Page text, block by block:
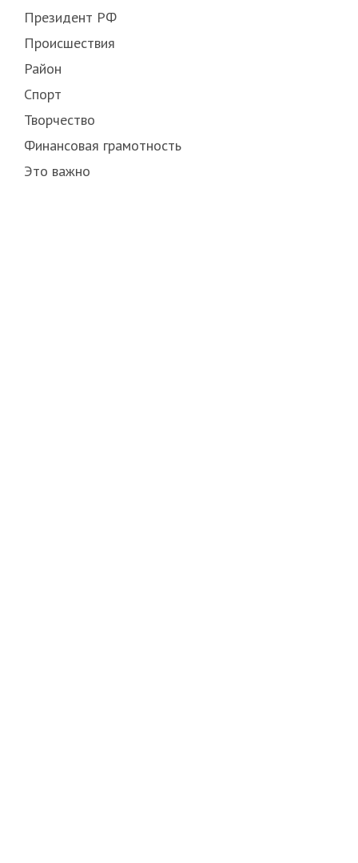
Президент РФ
Происшествия
Район
Спорт
Творчество
Финансовая грамотность
Это важно